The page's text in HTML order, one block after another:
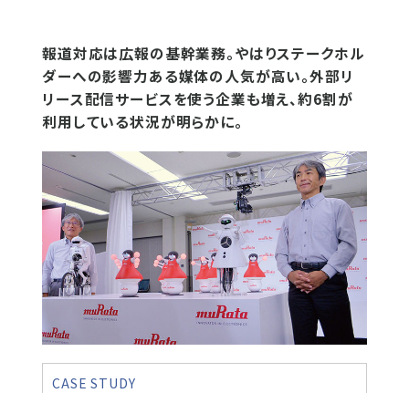
報道対応は広報の基幹業務。やはりステークホル
ダーへの影響力ある媒体の人気が高い。外部リ
リース配信サービスを使う企業も増え、約6割が
利用している状況が明らかに。
CASE STUDY